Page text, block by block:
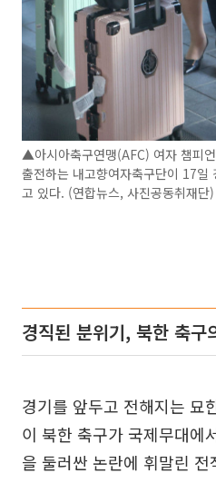
▲아시아축구연맹(AFC) 여자 챔피
출전하는 내고향여자축구단이 17일
고 있다. (연합뉴스, 사진공동취재단)
경직된 분위기, 북한 축구
경기를 앞두고 전해지는 묘
이 북한 축구가 국제무대에
을 둘러싼 논란에 휘말린 전